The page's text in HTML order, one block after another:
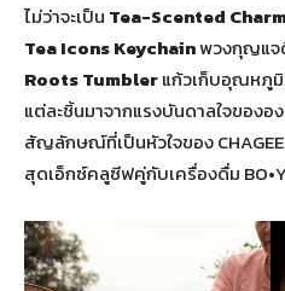
ไม่ว่าจะเป็น Tea-Scented
Tea Icons Keychainพวงกุญแจ
Roots Tumblerแก้วเก็บอุณหภูมิ
แต่ละชิ้นมาจากแรงบันดาลใจของอ
สัญลักษณ์ที่เป็นหัวใจของ
สุดเอ็กซ์คลูซีฟคู่กับเครื่องดื่ม